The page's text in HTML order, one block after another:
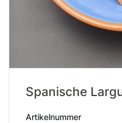
Spanische
Artikelnummer